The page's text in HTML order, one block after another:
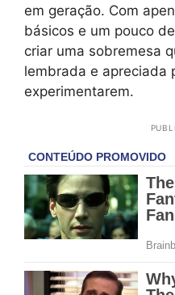
em geração. Com
básicos e um pouco
criar uma sobremesa
lembrada e apreciada
experimentarem.